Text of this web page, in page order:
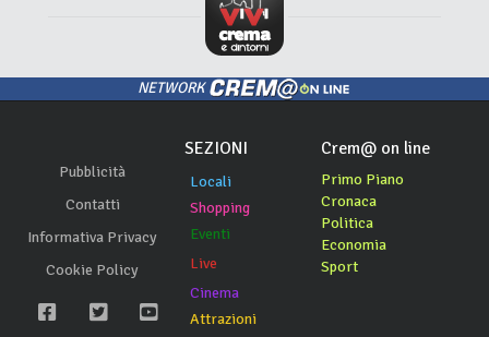
NETWORK
Pubblicità
Contatti
Informativa Privacy
Cookie Policy
SEZIONI
Locali
Shopping
Eventi
Live
Cinema
Attrazioni
Crem@ on line
Primo Piano
Cronaca
Politica
Economia
Sport